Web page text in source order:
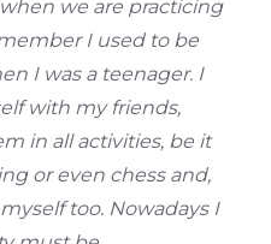
we are practicing
I used to be
I was a teenager. I
with my friends,
in all activities, be it
or even chess and,
too. Nowadays I